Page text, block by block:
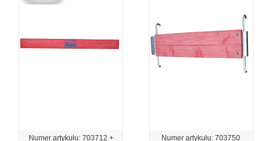
Numer artykułu: 703712 +
Numer artykułu: 703750